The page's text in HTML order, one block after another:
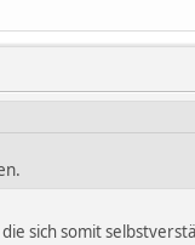
sich somit